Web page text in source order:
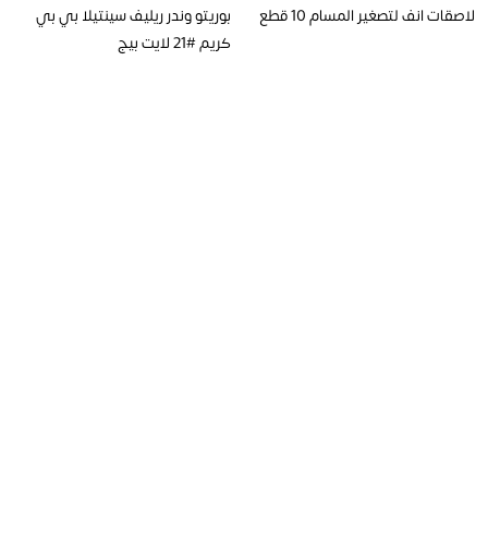
لاصقات انف لتصغير المسام 10 قطع
بوريتو وندر ريليف سينتيلا بي بي
كريم #21 لايت بيج